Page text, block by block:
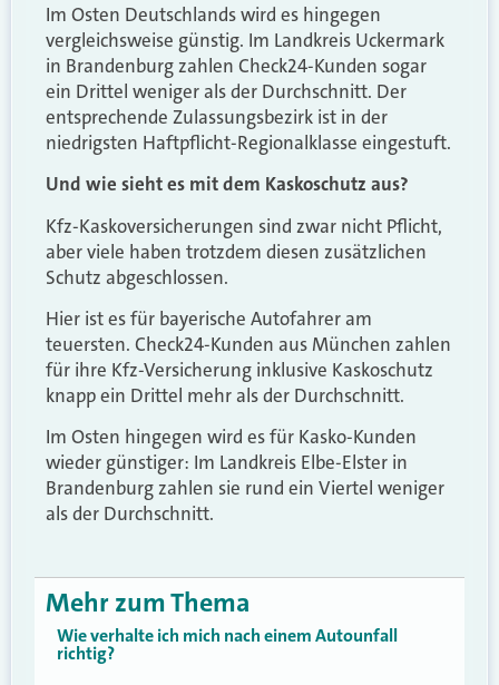
Im Osten Deutschlands wird es hingegen
vergleichsweise günstig. Im Landkreis Uckermark
in Brandenburg zahlen Check24-Kunden sogar
ein Drittel weniger als der Durchschnitt. Der
entsprechende Zulassungsbezirk ist in der
niedrigsten Haftpflicht-Regionalklasse eingestuft.
Und wie sieht es mit dem Kaskoschutz aus?
Kfz-Kaskoversicherungen sind zwar nicht Pflicht,
aber viele haben trotzdem diesen zusätzlichen
Schutz abgeschlossen.
Hier ist es für bayerische Autofahrer am
teuersten. Check24-Kunden aus München zahlen
für ihre Kfz-Versicherung inklusive Kaskoschutz
knapp ein Drittel mehr als der Durchschnitt.
Im Osten hingegen wird es für Kasko-Kunden
wieder günstiger: Im Landkreis Elbe-Elster in
Brandenburg zahlen sie rund ein Viertel weniger
als der Durchschnitt.
Mehr zum Thema
Wie verhalte ich mich nach einem Autounfall
richtig?